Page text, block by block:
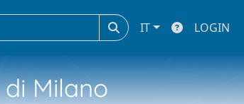
IT LOGIN
Milano